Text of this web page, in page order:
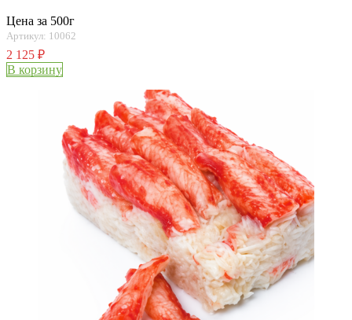
Цена за 500г
Артикул: 10062
2 125 ₽
В корзину